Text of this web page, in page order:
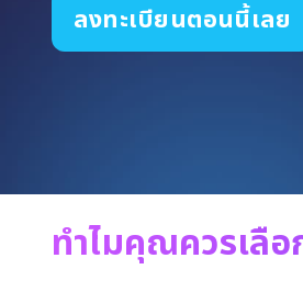
ลงทะเบียนตอนนี้เลย
ทำไมคุณควรเลือ